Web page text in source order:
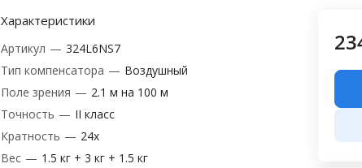
Характеристики
Артикул — 324L6NS7
Тип компенсатора — Воздушный
Поле зрения — 2.1 м на 100 м
Точность — II класс
Кратность — ‎24х
Вес — 1.5 кг + 3 кг + 1.5 кг